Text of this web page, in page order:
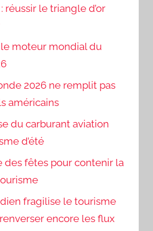
réussir le triangle d’or
le moteur mondial du
2026 ne remplit pas
américains
du carburant aviation
d’été
des fêtes pour contenir la
fragilise le tourisme
encore les flux